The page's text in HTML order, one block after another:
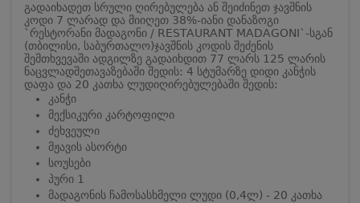
გადაიხადეთ სრული ღირებულება ან შეიძინეთ ჯავშნის
კოდი 7 ლარად და მიიღეთ 38%-იანი დანაზოგი
`რესტორანი მადაგონი / RESTAURANT MADAGONI`-სგან
(თბილისი, საბურთალო)ჯავშნის კოდის შეძენის
შემთხვევაში ადგილზე გადაიხდით 77 ლარს 125 ლარის
ნაცვლადშეთავაზებაში შედის: 4 სტუმარზე დიდი კანჭის
დაფა და 20 კათხა ლუდიღირებულებაში შედის:
კანჭი
მექსიკური კარტოფილი
ძეხვეული
მჟავის ასორტი
სოუსები
პური 1
მადაგონის ჩამოსასხმელი ლუდი (0,4ლ) - 20 კათხა